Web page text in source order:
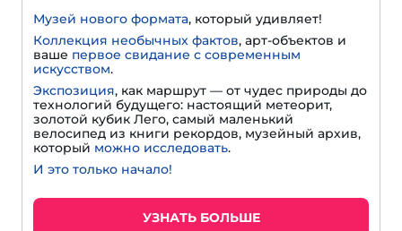
Музей нового формата, который удивляет!
Коллекция необычных фактов, арт-объектов и
ваше первое свидание с современным
искусством.
Экспозиция, как маршрут — от чудес природы до
технологий будущего: настоящий метеорит,
золотой кубик Лего, самый маленький
велосипед из книги рекордов, музейный архив,
который можно исследовать.
И это только начало!
УЗНАТЬ БОЛЬШЕ